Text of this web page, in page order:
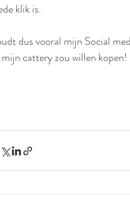
klik is.
dus vooral mijn Social
cattery zou willen kopen!